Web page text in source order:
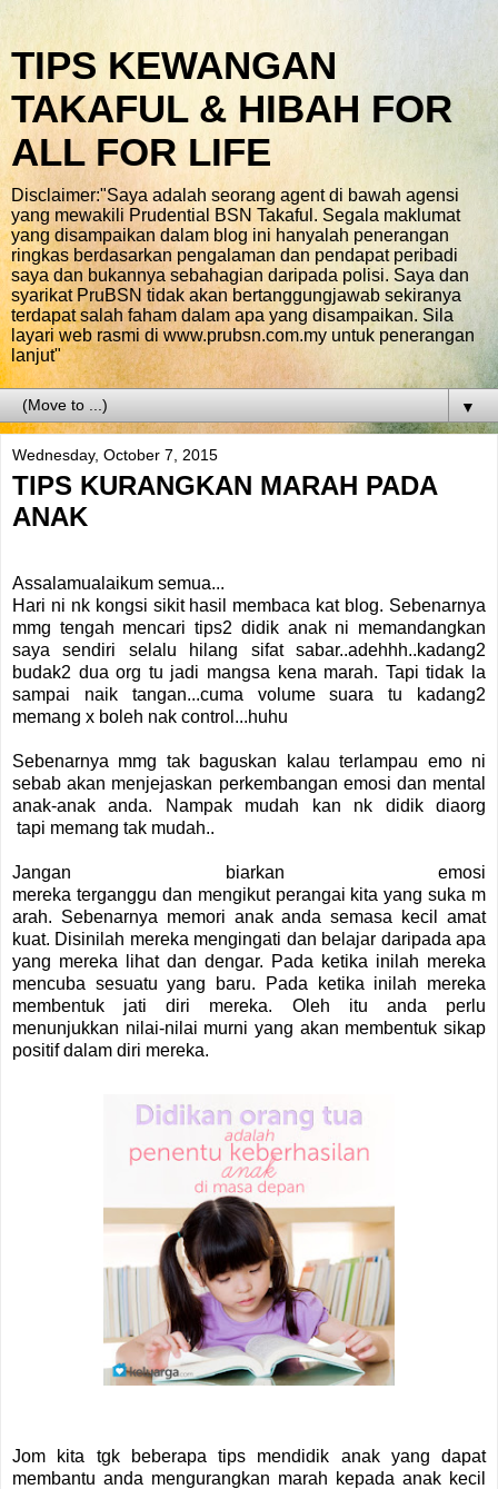
TIPS KEWANGAN
TAKAFUL & HIBAH FOR
ALL FOR LIFE
Disclaimer:"Saya adalah seorang agent di bawah agensi
yang mewakili Prudential BSN Takaful. Segala maklumat
yang disampaikan dalam blog ini hanyalah penerangan
ringkas berdasarkan pengalaman dan pendapat peribadi
saya dan bukannya sebahagian daripada polisi. Saya dan
syarikat PruBSN tidak akan bertanggungjawab sekiranya
terdapat salah faham dalam apa yang disampaikan. Sila
layari web rasmi di www.prubsn.com.my untuk penerangan
lanjut"
▼
Wednesday, October 7, 2015
TIPS KURANGKAN MARAH PADA
ANAK
Assalamualaikum semua...
Hari ni nk kongsi sikit hasil membaca kat blog. Sebenarnya
mmg tengah mencari tips2 didik anak ni memandangkan
saya sendiri selalu hilang sifat sabar..adehhh..kadang2
budak2 dua org tu jadi mangsa kena marah. Tapi tidak la
sampai naik tangan...cuma volume suara tu kadang2
memang x boleh nak control...huhu
Sebenarnya mmg tak baguskan kalau terlampau emo ni
sebab akan menjejaskan perkembangan emosi dan mental
anak-anak anda. Nampak mudah kan nk didik diaorg
tapi memang tak mudah..
Jangan biarkan emosi
mereka terganggu dan mengikut perangai kita yang suka m
arah. Sebenarnya memori anak anda semasa kecil amat
kuat. Disinilah mereka mengingati dan belajar daripada apa
yang mereka lihat dan dengar. Pada ketika inilah mereka
mencuba sesuatu yang baru. Pada ketika inilah mereka
membentuk jati diri mereka. Oleh itu anda perlu
menunjukkan nilai-nilai murni yang akan membentuk sikap
positif dalam diri mereka.
Jom kita tgk beberapa tips mendidik anak yang dapat
membantu anda mengurangkan marah kepada anak kecil